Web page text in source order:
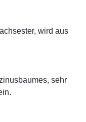
wird aus
sehr